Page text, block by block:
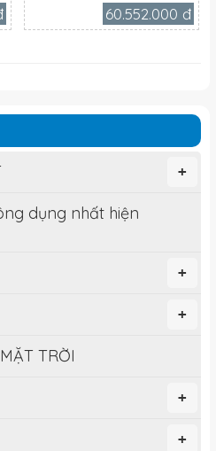
60.552.000 đ
+
dụng nhất hiện
+
+
TRỜI
+
+